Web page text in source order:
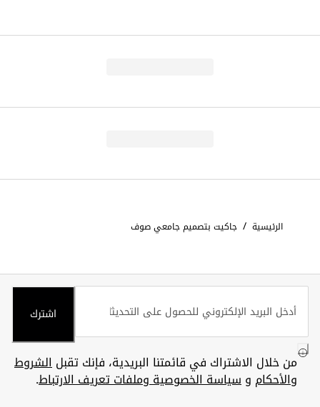
الرئيسية / جاكيت بتصميم جامعي صوف
اشترك
من خلال الاشتراك في قائمتنا البريدية، فإنك تقبلالشروط
والأحكام وسياسة الخصوصية وملفات تعريف الارتباط.